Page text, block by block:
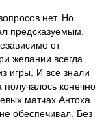
нет. Но...
предсказуемым.
от
желании всегда
игры. И все знали
получалось конечно
матчах Антоха
обеспечивал. Без